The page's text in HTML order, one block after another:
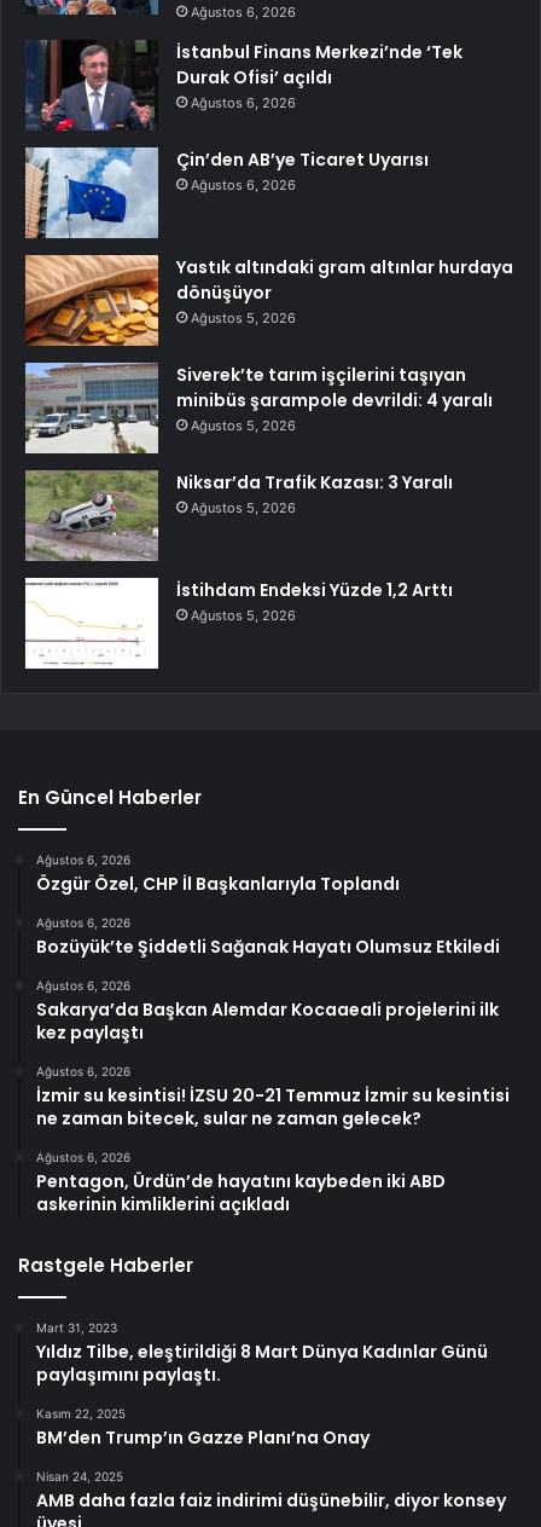
Ağustos 6, 2026
İstanbul Finans Merkezi’nde ‘Tek
Durak Ofisi’ açıldı
Ağustos 6, 2026
Çin’den AB’ye Ticaret Uyarısı
Ağustos 6, 2026
Yastık altındaki gram altınlar hurdaya
dönüşüyor
Ağustos 5, 2026
Siverek’te tarım işçilerini taşıyan
minibüs şarampole devrildi: 4 yaralı
Ağustos 5, 2026
Niksar’da Trafik Kazası: 3 Yaralı
Ağustos 5, 2026
İstihdam Endeksi Yüzde 1,2 Arttı
Ağustos 5, 2026
En Güncel Haberler
Ağustos 6, 2026
Özgür Özel, CHP İl Başkanlarıyla Toplandı
Ağustos 6, 2026
Bozüyük’te Şiddetli Sağanak Hayatı Olumsuz Etkiledi
Ağustos 6, 2026
Sakarya’da Başkan Alemdar Kocaaeali projelerini ilk
kez paylaştı
Ağustos 6, 2026
İzmir su kesintisi! İZSU 20-21 Temmuz İzmir su kesintisi
ne zaman bitecek, sular ne zaman gelecek?
Ağustos 6, 2026
Pentagon, Ürdün’de hayatını kaybeden iki ABD
askerinin kimliklerini açıkladı
Rastgele Haberler
Mart 31, 2023
Yıldız Tilbe, eleştirildiği 8 Mart Dünya Kadınlar Günü
paylaşımını paylaştı.
Kasım 22, 2025
BM’den Trump’ın Gazze Planı’na Onay
Nisan 24, 2025
AMB daha fazla faiz indirimi düşünebilir, diyor konsey